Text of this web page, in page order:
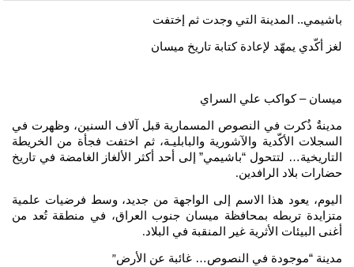
باشيمي.. المدينة التي وجدت ثم إختفت
لغز أكّدي يمهّد لإعادة كتابة تاريخ ميسان
ميسان – كواكب علي السراي
مدينةٌ ذُكرت في النصوص المسمارية قبل آلاف السنين، وظهرت في
السجلات الأكّدية والآشورية والبابليـة، ثم اختفت فجأة من الخريطة
التاريخية… لتتحول “باشيمي” إلى أحد أكثر الألغاز الغامضة في تاريخ
حضارات بلاد الرافدين.
اليوم، يعود هذا الاسم إلى الواجهة من جديد، وسط فرضيات علمية
متزايدة تربطه بمحافظة ميسان جنوب العراق، في منطقة تُعد من
أغنى البيئات الأثرية غير المنقبة في البلاد.
مدينة “موجودة في النصوص… غائبة عن الأرض”